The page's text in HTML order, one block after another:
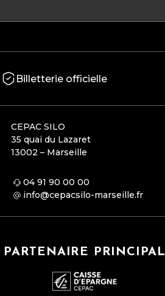
Billetterie officielle
CEPAC SILO
35 quai du Lazaret
13002 – Marseille
04 91 90 00 00
info@cepacsilo-marseille.fr
PARTENAIRE PRINCIPAL